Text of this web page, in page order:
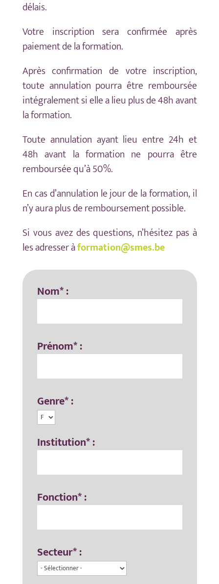
délais.
Votre inscription sera confirmée après
paiement de la formation.
Après confirmation de votre inscription,
toute annulation pourra être remboursée
intégralement si elle a lieu plus de 48h avant
la formation.
Toute annulation ayant lieu entre 24h et
48h avant la formation ne pourra être
remboursée qu’à 50%.
En cas d’annulation le jour de la formation, il
n’y aura plus de remboursement possible.
Si vous avez des questions, n’hésitez pas à
les adresser àformation@smes.be
Nom* :
Prénom* :
Genre* :
Institution* :
Fonction* :
Secteur* :